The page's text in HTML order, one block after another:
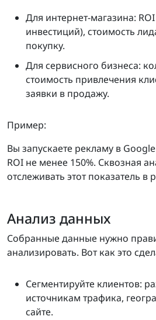
Для интернет-магазина:
инвестиций), стоимость
покупку.
Для сервисного бизнеса:
стоимость привлечения
заявки в продажу.
Пример:
Вы запускаете рекламу в
ROI не менее 150%. Сквозная
отслеживать этот показатель
Анализ данных
Собранные данные нужно
анализировать. Вот как это
Сегментируйте клиентов:
источникам трафика,
сайте.